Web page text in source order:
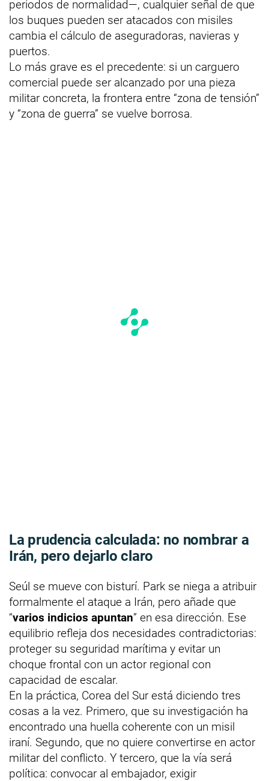
periodos de normalidad—, cualquier señal de que
los buques pueden ser atacados con misiles
cambia el cálculo de aseguradoras, navieras y
puertos.
Lo más grave es el precedente: si un carguero
comercial puede ser alcanzado por una pieza
militar concreta, la frontera entre “zona de tensión”
y “zona de guerra” se vuelve borrosa.
La prudencia calculada: no nombrar a
Irán, pero dejarlo claro
Seúl se mueve con bisturí. Park se niega a atribuir
formalmente el ataque a Irán, pero añade que
“varios indicios apuntan” en esa dirección. Ese
equilibrio refleja dos necesidades contradictorias:
proteger su seguridad marítima y evitar un
choque frontal con un actor regional con
capacidad de escalar.
En la práctica, Corea del Sur está diciendo tres
cosas a la vez. Primero, que su investigación ha
encontrado una huella coherente con un misil
iraní. Segundo, que no quiere convertirse en actor
militar del conflicto. Y tercero, que la vía será
política: convocar al embajador, exigir